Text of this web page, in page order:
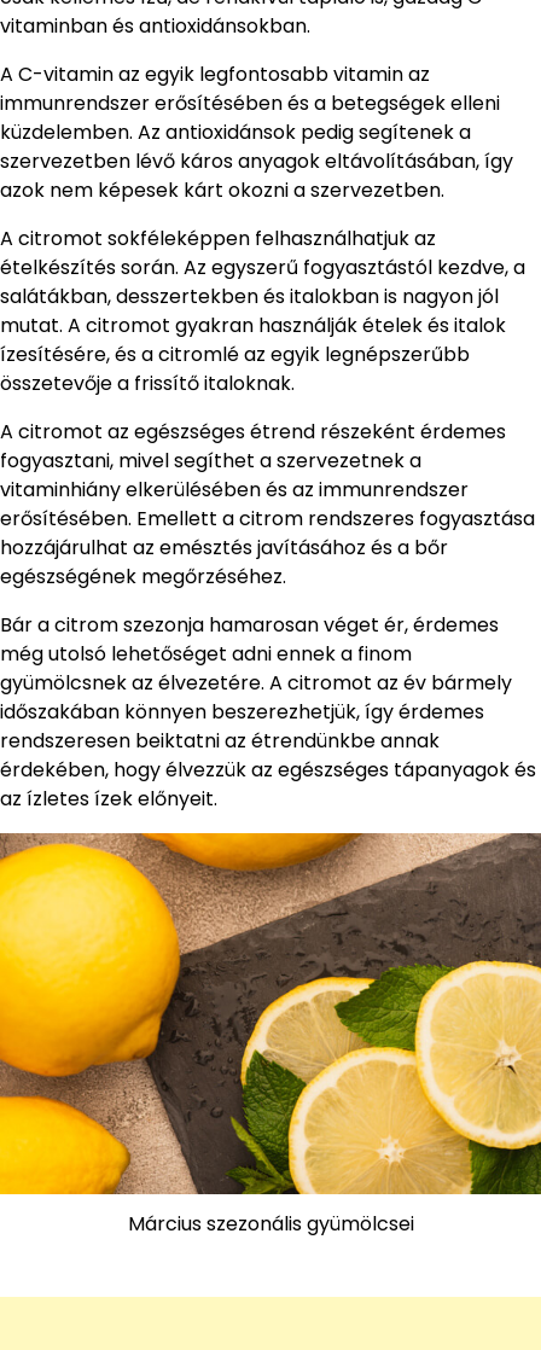
vitaminban és antioxidánsokban.
A C-vitamin az egyik legfontosabb vitamin az
immunrendszer erősítésében és a betegségek elleni
küzdelemben. Az antioxidánsok pedig segítenek a
szervezetben lévő káros anyagok eltávolításában, így
azok nem képesek kárt okozni a szervezetben.
A citromot sokféleképpen felhasználhatjuk az
ételkészítés során. Az egyszerű fogyasztástól kezdve, a
salátákban, desszertekben és italokban is nagyon jól
mutat. A citromot gyakran használják ételek és italok
ízesítésére, és a citromlé az egyik legnépszerűbb
összetevője a frissítő italoknak.
A citromot az egészséges étrend részeként érdemes
fogyasztani, mivel segíthet a szervezetnek a
vitaminhiány elkerülésében és az immunrendszer
erősítésében. Emellett a citrom rendszeres fogyasztása
hozzájárulhat az emésztés javításához és a bőr
egészségének megőrzéséhez.
Bár a citrom szezonja hamarosan véget ér, érdemes
még utolsó lehetőséget adni ennek a finom
gyümölcsnek az élvezetére. A citromot az év bármely
időszakában könnyen beszerezhetjük, így érdemes
rendszeresen beiktatni az étrendünkbe annak
érdekében, hogy élvezzük az egészséges tápanyagok és
az ízletes ízek előnyeit.
Március szezonális gyümölcsei